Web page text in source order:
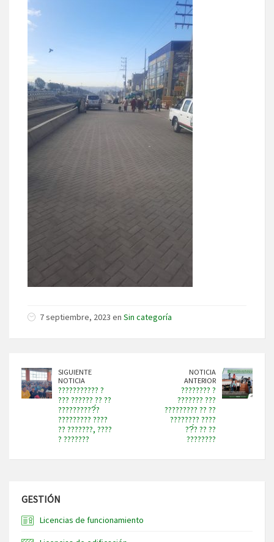
7 septiembre, 2023 en Sin categoría
SIGUIENTE
NOTICIA
??????????? ?
??? ?????? ?? ??
??????????́?
????????? ????
?? ???????, ????
? ???????
NOTICIA
ANTERIOR
???????? ?
??????? ???
????????? ?? ??
???????? ????
??́? ?? ??
????????
GESTIÓN
Licencias de funcionamiento